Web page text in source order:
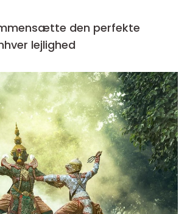
den perfekte
lejlighed